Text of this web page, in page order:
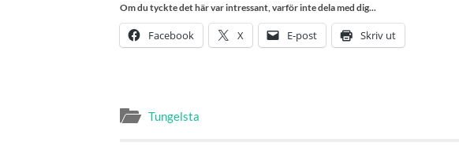
Om du tyckte det här var intressant, varför inte dela med dig...
Facebook X E-post Skriv ut
Tungelsta